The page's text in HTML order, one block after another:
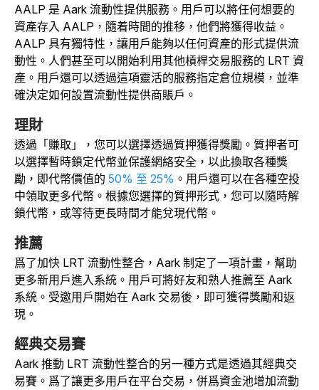
AALP 是 Aark 流動性提供服務。用戶可以將任何想要的
資產存入 AALP，隨着時間的推移，他們將獲得收益。
AALP 具有獨特性，讓用戶能夠以任何資產的形式提供流
動性。人們甚至可以開始利用其他槓桿交易服務的 LRT 資
產。用戶還可以透過這項靈活的服務指定倉位規模，並準
確決定如何設置流動性提供商賬戶。
理財
透過「賺取」，您可以選擇透過質押獲得獎勵。質押者可
以選擇暫時鎖定代幣並保護網絡安全，以此換取各種獎
勵，即代幣價值的 50% 至 25% 。用戶還可以在各種空投
中領取更多代幣。根據您選擇的質押形式，您可以隨時解
鎖代幣，或等待更長時間才能兌現代幣。
推薦
爲了加快 LRT 流動性整合，Aark 制定了一項計畫，幫助
更多新用戶進入系統。用戶可將好友和熟人推薦至 Aark
系統。受邀用戶開始在 Aark 交易後，即可獲得獎勵和返
現。
經典交易賽
Aark 推動 LRT 流動性整合的另一種方式是透過其經典交
易賽。爲了讓更多用戶在平台交易，併爲資金池增加流動